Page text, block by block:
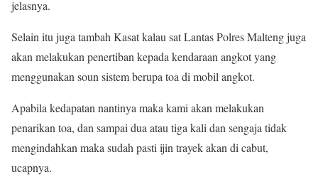
jelasnya.
Selain itu juga tambah Kasat kalau sat Lantas Polres Malteng juga
akan melakukan penertiban kepada kendaraan angkot yang
menggunakan soun sistem berupa toa di mobil angkot.
Apabila kedapatan nantinya maka kami akan melakukan
penarikan toa, dan sampai dua atau tiga kali dan sengaja tidak
mengindahkan maka sudah pasti ijin trayek akan di cabut,
ucapnya.